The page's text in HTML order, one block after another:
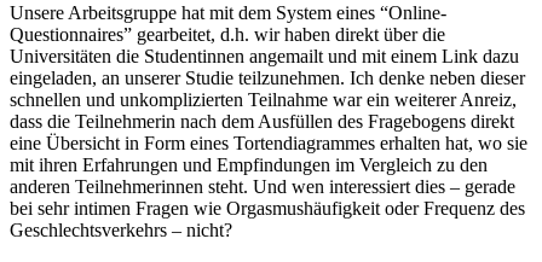
Unsere Arbeitsgruppe hat mit dem System eines “Online-
Questionnaires” gearbeitet, d.h. wir haben direkt über die
Universitäten die Studentinnen angemailt und mit einem Link dazu
eingeladen, an unserer Studie teilzunehmen. Ich denke neben dieser
schnellen und unkomplizierten Teilnahme war ein weiterer Anreiz,
dass die Teilnehmerin nach dem Ausfüllen des Fragebogens direkt
eine Übersicht in Form eines Tortendiagrammes erhalten hat, wo sie
mit ihren Erfahrungen und Empfindungen im Vergleich zu den
anderen Teilnehmerinnen steht. Und wen interessiert dies – gerade
bei sehr intimen Fragen wie Orgasmushäufigkeit oder Frequenz des
Geschlechtsverkehrs – nicht?